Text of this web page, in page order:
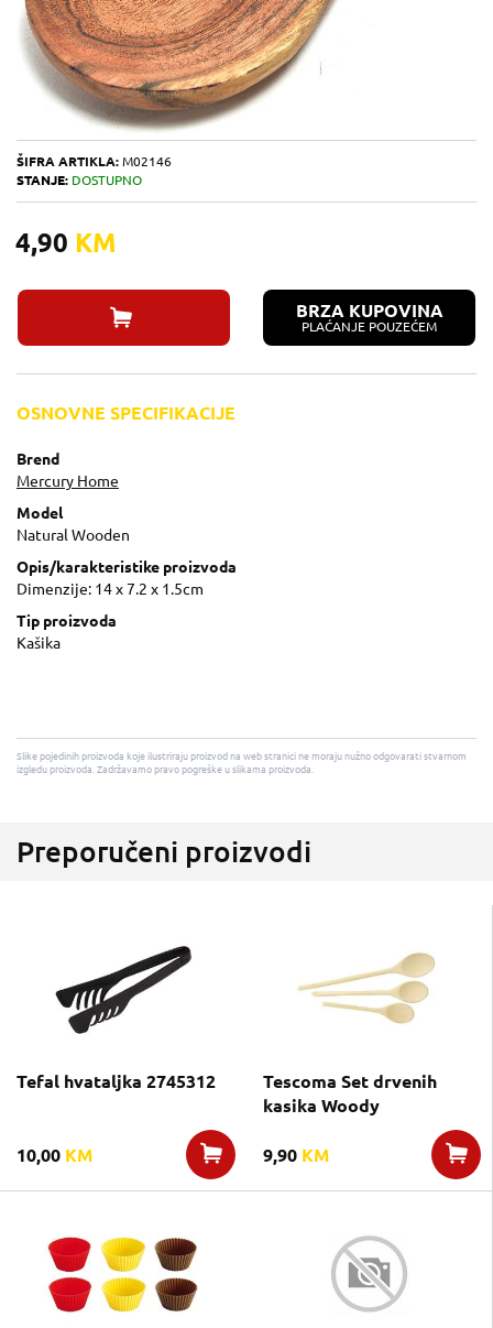
ŠIFRA ARTIKLA: M02146
STANJE: DOSTUPNO
4,90 KM
BRZA KUPOVINA
PLAĆANJE POUZEĆEM
OSNOVNE SPECIFIKACIJE
Brend
Mercury Home
Model
Natural Wooden
Opis/karakteristike proizvoda
Dimenzije: 14 x 7.2 x 1.5cm
Tip proizvoda
Kašika
Slike pojedinih proizvoda koje ilustriraju proizvod na web stranici ne moraju nužno odgovarati stvarnom
izgledu proizvoda. Zadržavamo pravo pogreške u slikama proizvoda.
Preporučeni proizvodi
Tefal hvataljka 2745312
10,00 KM
Tescoma Set drvenih
kasika Woody
9,90 KM